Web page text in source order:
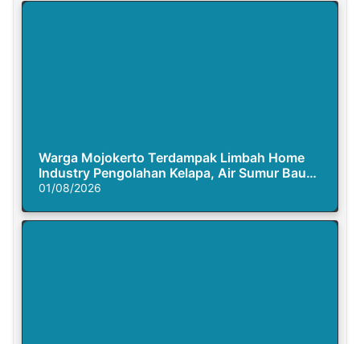
Warga Mojokerto Terdampak Limbah Home
Industry Pengolahan Kelapa, Air Sumur Bau
Busuk
01/08/2026